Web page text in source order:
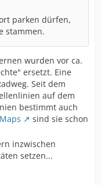
parken dürfen,
stammen.
wurden vor ca.
ersetzt. Eine
Seit dem
auf dem
bestimmt auch
sind sie schon
inzwischen
setzen...